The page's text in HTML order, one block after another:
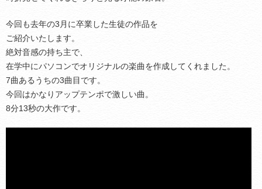
今回も去年の3月に卒業した生徒の作品を
ご紹介いたします。
絶対音感の持ち主で、
在学中にパソコンでオリジナルの楽曲を作成してくれました。
7曲あるうちの3曲目です。
今回はかなりアップテンポで激しい曲。
8分13秒の大作です。